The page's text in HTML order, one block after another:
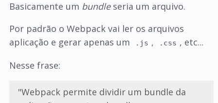
Basicamente um bundleseria um arquivo.
Por padrão o Webpack vai ler os arquivos
aplicação e gerar apenas um
.js , .css , etc...
Nesse frase:
"Webpack permite dividir um bundle da